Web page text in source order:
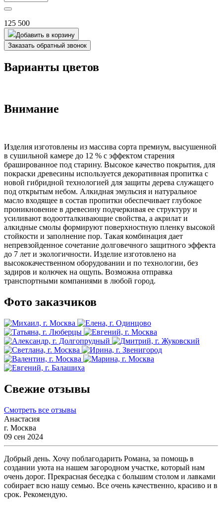
125 500
Добавить в корзину
Заказать обратный звонок
Варианты цветов
Внимание
Изделия изготовлены из массива сорта премиум, высушенной
в сушильной камере до 12 % с эффектом старения
брашированное под старину. Высокое качество покрытия, для
покраски древесины используется декоративная пропитка с
новой гибридной технологией для защиты дерева служащего
под открытым небом. Алкидная эмульсия и натуральное
масло входящее в состав пропитки обеспечивает глубокое
проникновение в древесину подчеркивая ее структуру и
усиливают водоотталкивающие свойства, а акрилат и
алкидные смолы формируют поверхностную пленку высокой
стойкости и заполнение пор. Такая комбинация дает
непревзойденное сочетание долговечного защитного эффекта
до 7 лет и экологичности. Изделие изготовлено на
высококачественном оборудовании и по технологии, без
задиров и колючек на ощупь. Возможна отправка
транспортными компаниями в любой город.
Фото заказчиков
Свежие отзывы
Смотреть все отзывы
Анастасия
г. Москва
09 сен 2024
Добрый день. Хочу поблагодарить Романа, за помощь в
создании уюта на нашем загородном участке, который нам
очень дорог. Прекрасная беседка с большим столом и лавками
собирает всю нашу семью. Все очень качественно, красиво и в
срок. Рекомендую.